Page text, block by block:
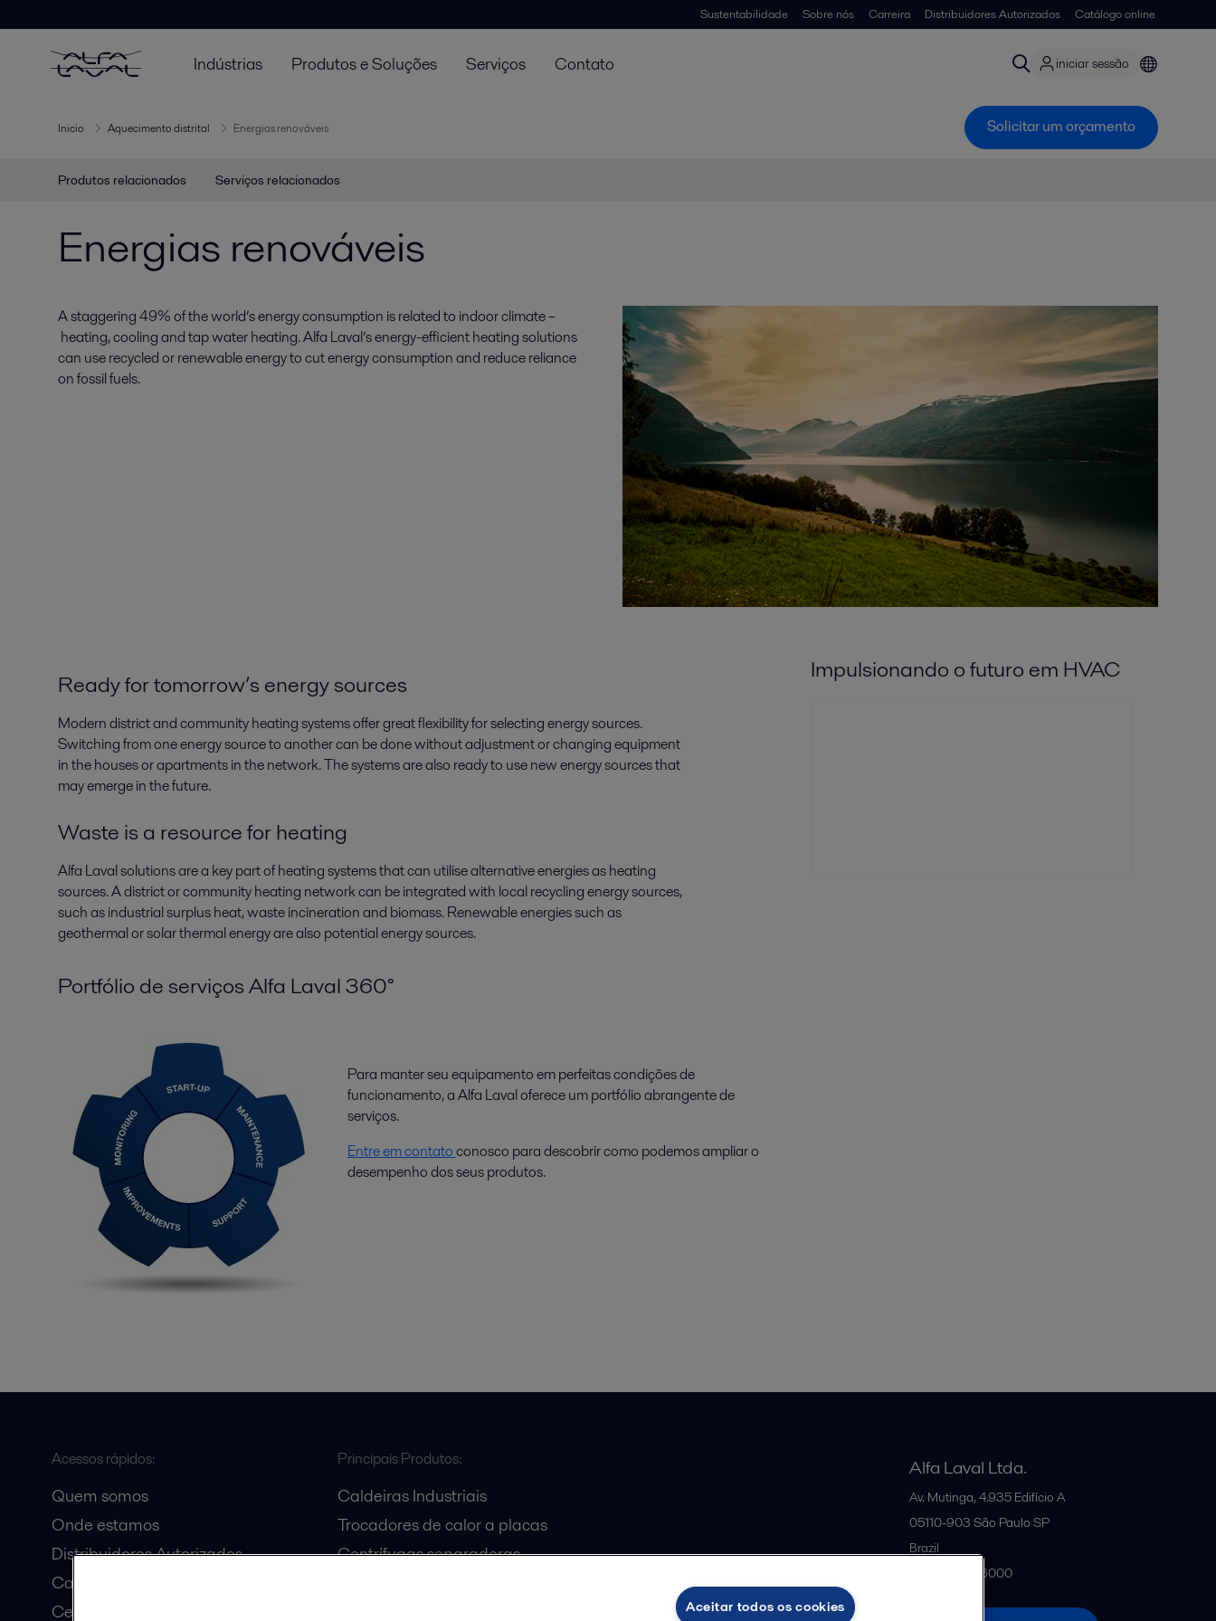
Sustentabilidade Sobre nós Carreira Distribuidores Autorizados Catálogo online
Indústrias Produtos e Soluções Serviços Contato iniciar sessão
Inicio Aquecimento distrital Energias renováveis Solicitar um orçamento
Produtos relacionados Serviços relacionados
Energias renováveis
A staggering 49% of the world’s energy consumption is related to indoor climate ­–
heating, cooling and tap water heating. Alfa Laval’s energy-efficient heating solutions
can use recycled or renewable energy to cut energy consumption and reduce reliance
on fossil fuels.
Ready for tomorrow’s energy sources
Modern district and community heating systems offer great flexibility for selecting energy sources.
Switching from one energy source to another can be done without adjustment or changing equipment
in the houses or apartments in the network. The systems are also ready to use new energy sources that
may emerge in the future.
Waste is a resource for heating
Alfa Laval solutions are a key part of heating systems that can utilise alternative energies as heating
sources. A district or community heating network can be integrated with local recycling energy sources,
such as industrial surplus heat, waste incineration and biomass. Renewable energies such as
geothermal or solar thermal energy are also potential energy sources.
Impulsionando o futuro em HVAC
Portfólio de serviços Alfa Laval 360°
Para manter seu equipamento em perfeitas condições de
funcionamento, a Alfa Laval oferece um portfólio abrangente de
serviços.
Entre em contatoconosco para descobrir como podemos ampliar o
desempenho dos seus produtos.
Acessos rápidos:
Quem somos
Onde estamos
Distribuidores Autorizados
Carreira
Certificados do Sistema da
Principais Produtos:
Caldeiras Industriais
Trocadores de calor a placas
Centrífugas separadoras
Alfa Laval Ltda.
Av. Mutinga, 4.935 Edifício A
05110-903 São Paulo SP
Brazil
+55 11 5188-6000
Aceitar todos os cookies